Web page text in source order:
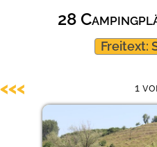
Fluss Meer
Ganzjährig geöffnet
Barrierefreie Campingplätze
28
Freitext:
1
<<<